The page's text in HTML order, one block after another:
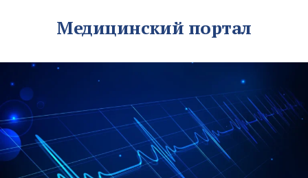
Медицинский портал